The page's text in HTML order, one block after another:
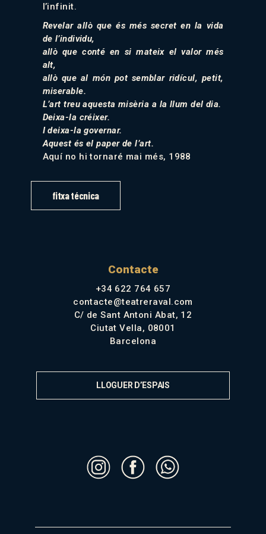
l’infinit.
Revelar allò que és més secret en la vida
de l’individu,
allò que conté en si mateix el valor més
alt,
allò que al món pot semblar ridícul, petit,
miserable.
L’art treu aquesta misèria a la llum del dia.
Deixa-la créixer.
I deixa-la governar.
Aquest és el paper de l’art.
Aquí no hi tornaré mai més, 1988
fitxa técnica
Contacte
+34 622 764 657
contacte@teatreraval.com
C/ de Sant Antoni Abat, 12
Ciutat Vella, 08001
Barcelona
LLOGUER D’ESPAIS